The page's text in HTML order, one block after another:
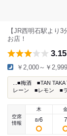
【JR西明石駅より
お店！
3.15
￥2,000～￥2,999
...■梅酒 ■TAN
レーン ■レモン ■
空席
情報
木
8/6 7